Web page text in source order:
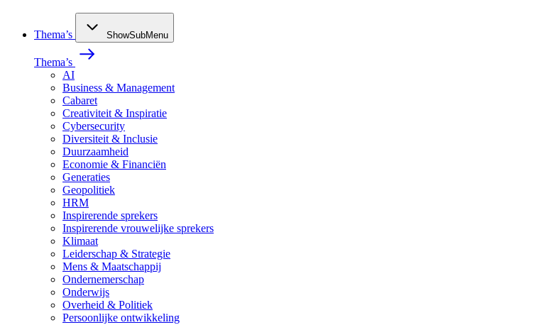
Thema’s ShowSubMenu
Thema’s
AI
Business & Management
Cabaret
Creativiteit & Inspiratie
Cybersecurity
Diversiteit & Inclusie
Duurzaamheid
Economie & Financiën
Generaties
Geopolitiek
HRM
Inspirerende sprekers
Inspirerende vrouwelijke sprekers
Klimaat
Leiderschap & Strategie
Mens & Maatschappij
Ondernemerschap
Onderwijs
Overheid & Politiek
Persoonlijke ontwikkeling